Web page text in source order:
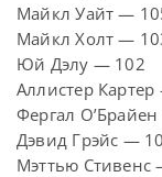
Майкл Уайт —
Майкл Холт —
Юй Дэлу — 102
Аллистер
Фергал
Дэвид Грэйс —
Мэттью Стивенс